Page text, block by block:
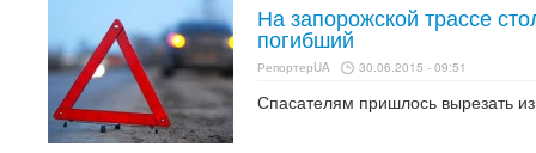
На запорожской трассе
погибший
РепортерUA 30.06.2015 - 09:51
Спасателям пришлось вырезать